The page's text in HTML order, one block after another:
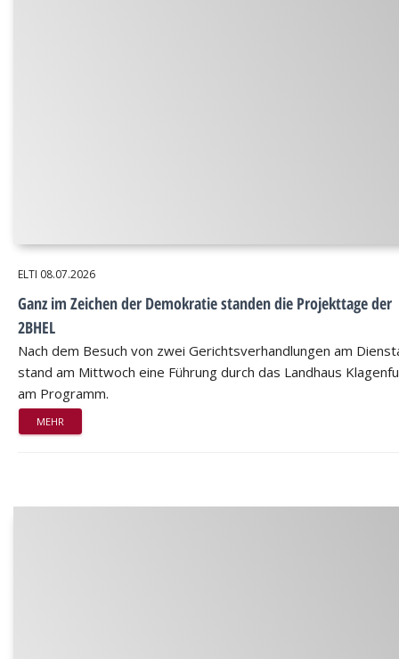
ELTI 08.07.2026
Ganz im Zeichen der Demokratie standen die Projekttage der
2BHEL
Nach dem Besuch von zwei Gerichtsverhandlungen am
stand am Mittwoch eine Führung durch das Landhaus
am Programm.
MEHR